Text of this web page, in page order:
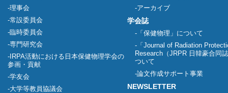
理事会
常設委員会
臨時委員会
専門研究会
IRPA活動における日本保健物理学会の
参画・貢献
学友会
大学等教員協議会
アーカイブ
学会誌
「保健物理」について
「Journal of Radiation
Research（JRPR 日韓豪合同
ついて
論文作成サポート事業
NEWSLETTER